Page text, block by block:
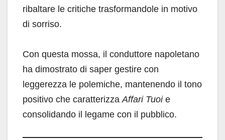
ribaltare le critiche trasformandole in motivo
di sorriso.
Con questa mossa, il conduttore napoletano
ha dimostrato di saper gestire con
leggerezza le polemiche, mantenendo il tono
positivo che caratterizzaAffari Tuoie
consolidando il legame con il pubblico.